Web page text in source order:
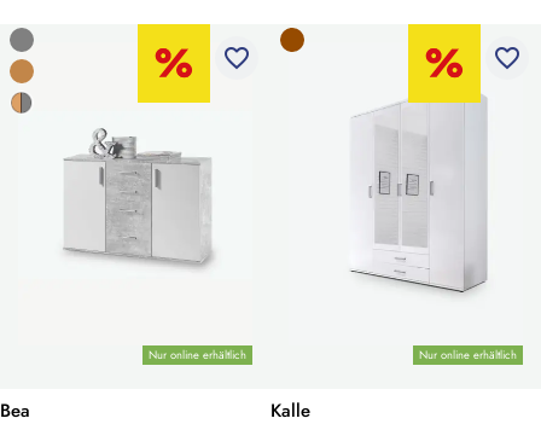
Nur online erhältlich
favorite_border
Bea
Nur online erhältlich
favorite_border
Kalle